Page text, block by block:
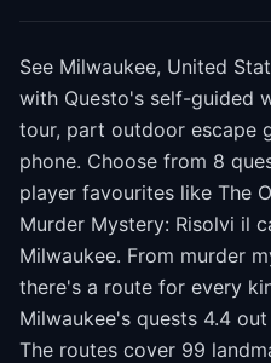
See Milwaukee, United
with Questo's self-guided
tour, part outdoor escape
phone. Choose from 8
player favourites like The
Murder Mystery: Risolvi il
Milwaukee. From murder
there's a route for every
Milwaukee's quests 4.4
The routes cover 99